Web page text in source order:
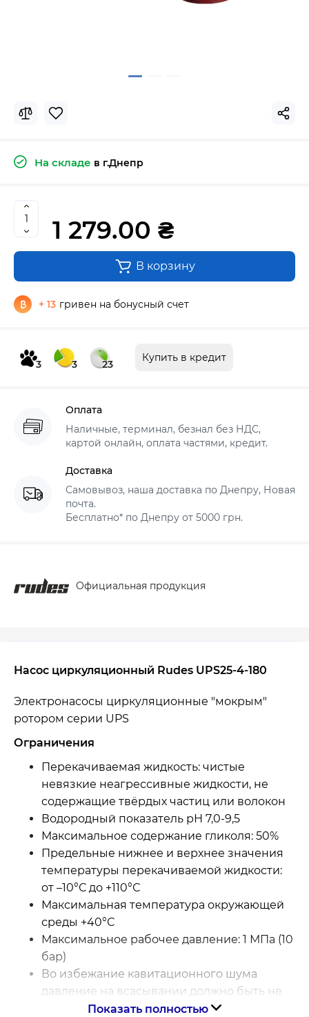
На складе в г.Днепр
1 279.00 ₴
В корзину
+ 13 гривен на бонусный счет
3 3 23
Купить в кредит
Оплата
Наличные, терминал, безнал без НДС,
картой онлайн, оплата частями, кредит.
Доставка
Самовывоз, наша доставка по Днепру, Новая
почта.
Бесплатно* по Днепру от 5000 грн.
Официальная продукция
Насос циркуляционный Rudes UPS25-4-180
Электронасосы циркуляционные "мокрым"
ротором серии UPS
Ограничения
Перекачиваемая жидкость: чистые
невязкие неагрессивные жидкости, не
содержащие твёрдых частиц или волокон
Водородный показатель рН 7,0-9,5
Максимальное содержание гликоля: 50%
Предельные нижнее и верхнее значения
температуры перекачиваемой жидкости:
от –10°С до +110°С
Максимальная температура окружающей
среды +40°С
Максимальное рабочее давление: 1 МПа (10
бар)
Во избежание кавитационного шума
давление на всасывании должно быть не
менее 1,5 м водяного столба при
Показать полностью